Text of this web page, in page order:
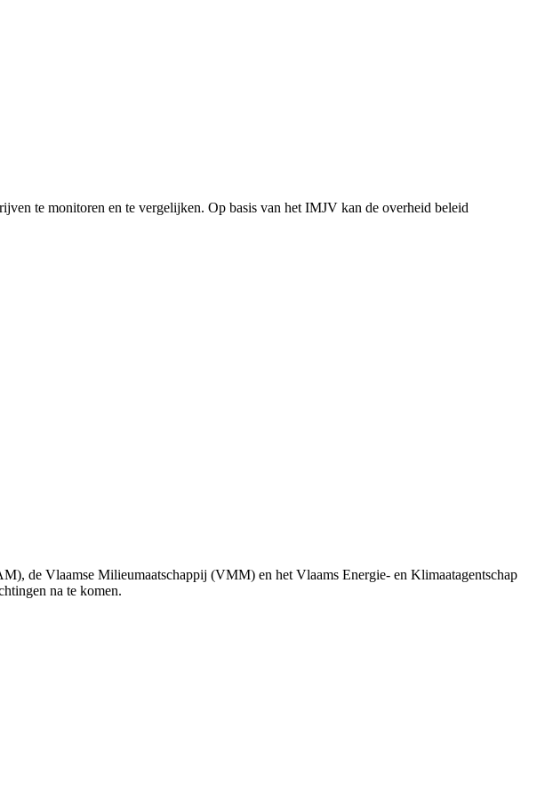
te monitoren en te vergelijken. Op basis van het IMJV kan de overheid beleid
de Vlaamse Milieumaatschappij (VMM) en het Vlaams Energie- en Klimaatagentschap
na te komen.